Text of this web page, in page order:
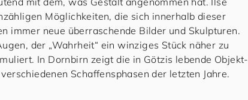
Möglichkeiten, die sich innerhalb dieser
immer neue überraschende Bilder und Skulpturen.
der „Wahrheit“ ein winziges Stück näher zu
In Dornbirn zeigt die in Götzis lebende Objekt-
Schaffensphasen der letzten Jahre.